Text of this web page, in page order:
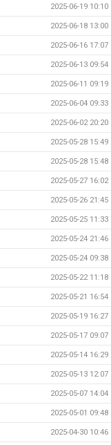
2025-06-19 10:10
2025-06-18 13:00
2025-06-16 17:07
2025-06-13 09:54
2025-06-11 09:19
2025-06-04 09:33
2025-06-02 20:20
2025-05-28 15:49
2025-05-28 15:48
2025-05-27 16:02
2025-05-26 21:45
2025-05-25 11:33
2025-05-24 21:46
2025-05-24 09:38
2025-05-22 11:18
2025-05-21 16:54
2025-05-19 16:27
2025-05-17 09:07
2025-05-14 16:29
2025-05-13 12:07
2025-05-07 14:04
2025-05-01 09:48
2025-04-30 10:46